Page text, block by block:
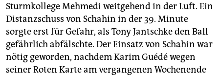
Sturmkollege Mehmedi weitgehend in der Luft. Ein
Distanzschuss von Schahin in der 39. Minute
sorgte erst für Gefahr, als Tony Jantschke den Ball
gefährlich abfälschte. Der Einsatz von Schahin war
nötig geworden, nachdem Karim Guédé wegen
seiner Roten Karte am vergangenen Wochenende